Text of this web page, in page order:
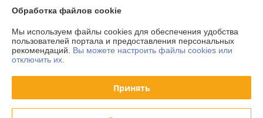
Юридическое лицо:ООО «АльтернативаСервисТорг»
Регистрационный номер ЕГР: 193006870
УНП: 193006870
Регистрационный орган: Мингорисполком
Дата регистрации компании: 08.12.2017
Обработка файлов cookie
Мы используем файлы cookies для обеспечения удобства
пользователей портала и предоставления персональных
рекомендаций. Вы можете настроить файлы cookies или
отключить их.
Принять